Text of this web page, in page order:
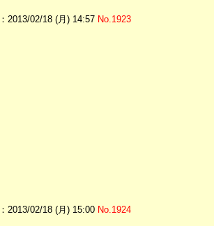
：2013/02/18 (月) 14:57 No.1923
：2013/02/18 (月) 15:00 No.1924